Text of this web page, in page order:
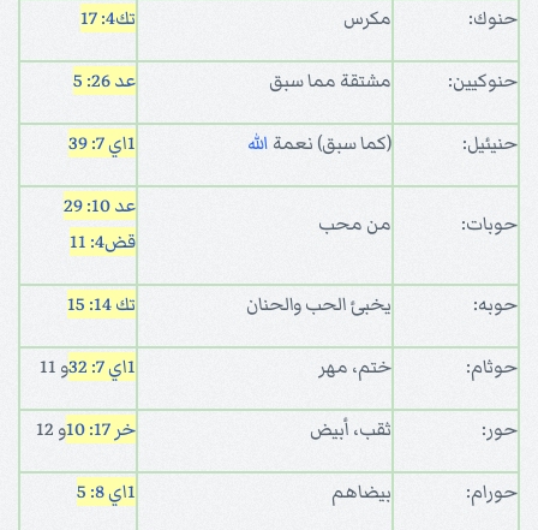
حنوك: مكرس تك4: 17
حنوكيين: مشتقة مما سبق عد 26: 5
حنيئيل: (كما سبق) نعمة الله 1اي 7: 39
حوبات: من محب
عد 10: 29
قض4: 11
حوبه: يخبئ الحب والحنان تك 14: 15
حوثام: ختم، مهر 1اي 7: 32 و 11
حور: ثقب، أبيض خر 17: 10 و 12
حورام: بيضاهم 1اي 8: 5